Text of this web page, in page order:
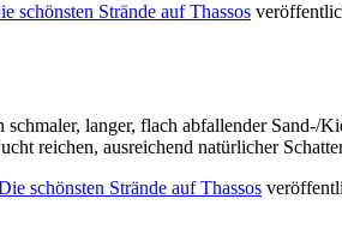
schönsten Strände auf Thassos
schmaler, langer, flach abfallender Sand-/
reichen, ausreichend natürlicher
schönsten Strände auf Thassos